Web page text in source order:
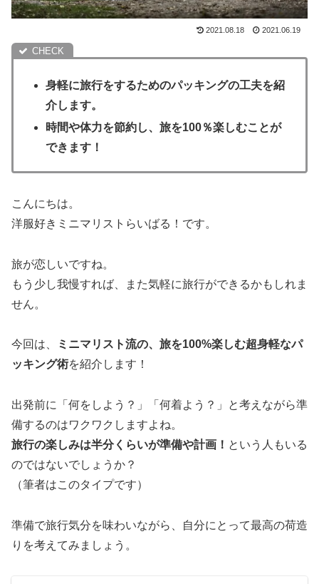
2021.08.18 2021.06.19
身軽に旅行をするためのパッキングの工夫を紹
介します。
時間や体力を節約し、旅を100％楽しむことが
できます！
こんにちは。
洋服好きミニマリストらいばる！です。
旅が恋しいですね。
もう少し我慢すれば、また気軽に旅行ができるかもしれま
せん。
今回は、
ミニマリスト流の、旅を100%楽しむ超身軽なパ
ッキング術を紹介します！
出発前に「何をしよう？」「何着よう？」と考えながら準
備するのはワクワクしますよね。
旅行の楽しみは半分くらいが準備や計画！ という人もいる
のではないでしょうか？
（筆者はこのタイプです）
準備で旅行気分を味わいながら、自分にとって最高の荷造
りを考えてみましょう。